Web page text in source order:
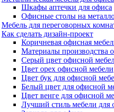
Шкафы аптечки для офиса
Офисные столы на
Мебель для переговорных
Как сделать дизайн-проект
Коричневая офисная
Материалы
Серый цвет офисной
Цвет орех офисной мебели
Цвет бук для офисной
Белый цвет для офисной
Цвет венге для офисной
Лучший стиль мебели для